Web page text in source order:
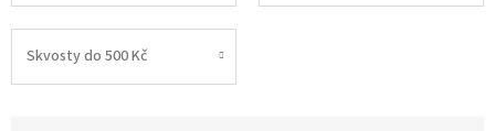
Skvosty do 500 Kč